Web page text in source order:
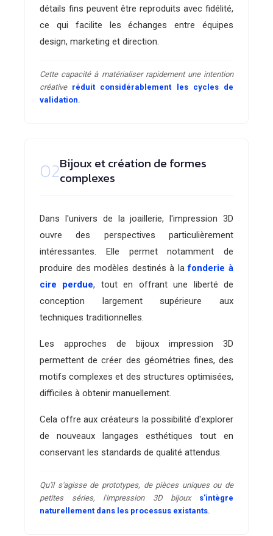
détails fins peuvent être reproduits avec fidélité,
ce qui facilite les échanges entre équipes
design, marketing et direction.
Cette capacité à matérialiser rapidement une intention
créative réduit considérablement les cycles de
validation.
02Bijoux et création de formes
complexes
Dans l'univers de la joaillerie, l'impression 3D
ouvre des perspectives particulièrement
intéressantes. Elle permet notamment de
produire des modèles destinés à lafonderie à
cire perdue, tout en offrant une liberté de
conception largement supérieure aux
techniques traditionnelles.
Les approches de bijoux impression 3D
permettent de créer des géométries fines, des
motifs complexes et des structures optimisées,
difficiles à obtenir manuellement.
Cela offre aux créateurs la possibilité d'explorer
de nouveaux langages esthétiques tout en
conservant les standards de qualité attendus.
Qu'il s'agisse de prototypes, de pièces uniques ou de
petites séries, l'impression 3D bijoux s'intègre
naturellement dans les processus existants.